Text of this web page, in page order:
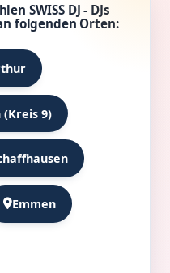
SWISS DJ - DJs
folgenden Orten:
(Kreis 9)
Emmen